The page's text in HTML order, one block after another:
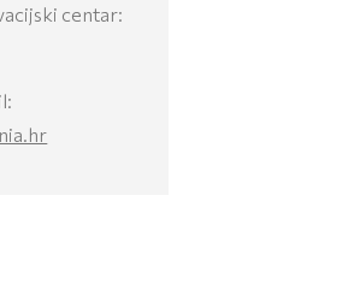
centar: